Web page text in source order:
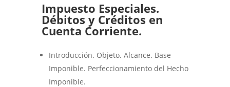
Impuesto Especiales.
Débitos y Créditos en
Cuenta Corriente.
Introducción. Objeto. Alcance. Base
Imponible. Perfeccionamiento del Hecho
Imponible.